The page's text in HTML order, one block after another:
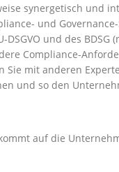
synergetisch und
und
und des BDSG
Compliance-
mit anderen
und so den
kommt auf die